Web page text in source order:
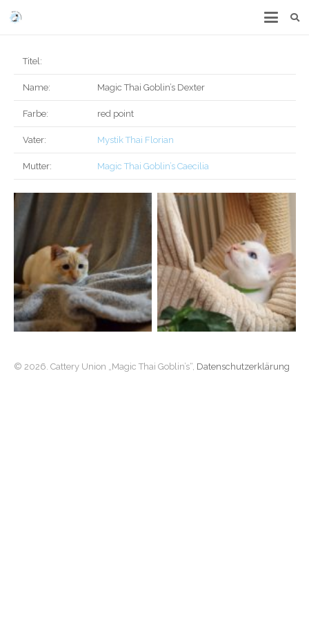
Titel:
Name: Magic Thai Goblin’s Dexter
Farbe: red point
Vater: Mystik Thai Florian
Mutter: Magic Thai Goblin’s Caecilia
© 2026. Cattery Union „Magic Thai Goblin’s“, Datenschutzerklärung